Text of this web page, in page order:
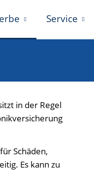
Service
in der Regel
Schäden,
Es kann zu